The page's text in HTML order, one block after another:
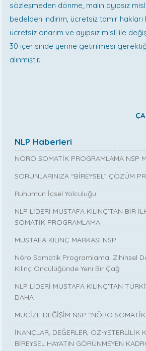
sözleşmeden dönme, malın ayıpsız
bedelden indirim, ücretsiz tamir
ücretsiz onarım ve ayıpsız misli ile
30 içerisinde yerine getirilmesi
alınmıştır.
NLP Haberleri
NÖRO SOMATİK PROGRAMLAMA NSP
SORUNLARINIZA “BİREYSEL” ÇÖZÜM
Ruhumun İçsel Yolculuğu
NLP LİDERİ MUSTAFA KILINÇ’TAN BİR
SOMATİK PROGRAMLAMA
MUSTAFA KILINÇ MARKASI NSP
Nöro Somatik Programlama: Zihinsel
Kılınç Öncülüğünde Yeni Bir Çağ
NLP LİDERİ MUSTAFA KILINÇ'TAN
DAHA
MUCİZE DEĞİŞİM NSP “NÖRO
İNANÇLAR, DEĞERLER, ÖZ-YETERLİLİK
BİREYSEL HAYATIN GÖRÜNMEYEN